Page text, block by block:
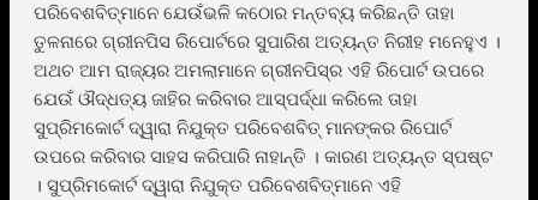
ପରିବେଶବିତ୍ମାନେ ଯେଉଁଭଳି କଠୋର ମନ୍ତବ୍ୟ କରିଛନ୍ତି ତାହା
ତୁଳନାରେ ଗ୍ରୀନପିସ ରିପୋର୍ଟରେ ସୁପାରିଶ ଅତ୍ୟନ୍ତ ନିରୀହ ମନେହୁଏ ।
ଅଥଚ ଆମ ରାଜ୍ୟର ଅମଲାମାନେ ଗ୍ରୀନପିସ୍ର ଏହି ରିପୋର୍ଟ ଉପରେ
ଯେଉଁ ଔଦ୍ଧତ୍ୟ ଜାହିର କରିବାର ଆସ୍ପର୍ଦ୍ଧା କରିଲେ ତାହା
ସୁପ୍ରିମକୋର୍ଟ ଦ୍ୱାରା ନିଯୁକ୍ତ ପରିବେଶବିତ୍ ମାନଙ୍କର ରିପୋର୍ଟ
ଉପରେ କରିବାର ସାହସ କରିପାରି ନାହାନ୍ତି । କାରଣ ଅତ୍ୟନ୍ତ ସ୍ପଷ୍ଟ
। ସୁପ୍ରିମକୋର୍ଟ ଦ୍ୱାରା ନିଯୁକ୍ତ ପରିବେଶବିତ୍ମାନେ ଏହି